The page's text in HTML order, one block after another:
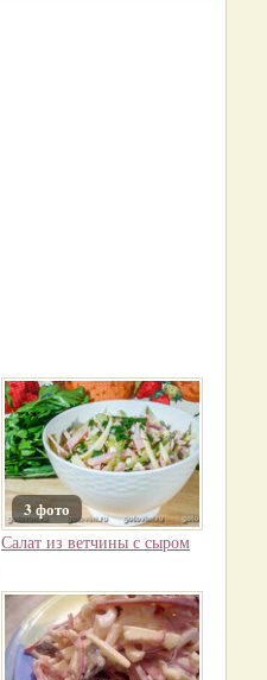
3 фото
Салат из ветчины с сыром